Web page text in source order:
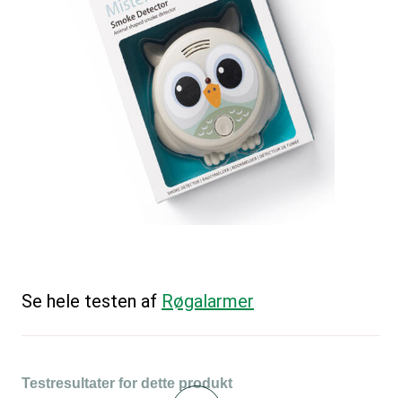
Se hele testen af Røgalarmer
Testresultater for dette produkt